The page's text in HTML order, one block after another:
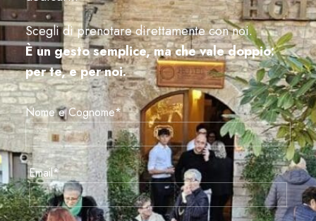
Scegli di prenotare direttamente con noi.
È un gesto semplice, ma che vale doppio:
per te, e per noi.
Nome e Cognome*
Email*